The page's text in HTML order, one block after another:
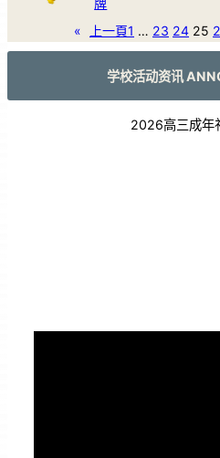
«
上一頁1 … 23 24 25
学校活动资讯
2026高三成年